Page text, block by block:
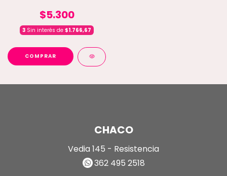
$5.300
3 Sin interés de $1.766,67
COMPRAR
CHACO
Vedia 145 - Resistencia
362 495 2518